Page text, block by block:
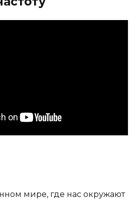
мире, где нас окружают